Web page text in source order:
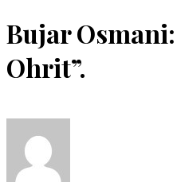
Bujar
Ohrit”.